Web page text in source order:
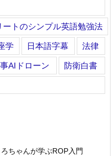
トのシンプル英語勉強法
学 日本語字幕
法律
AIドローン
防衛白書
ろちゃんが学ぶROP入門